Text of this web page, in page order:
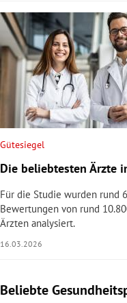
Gütesiegel
Die beliebtesten Ärzte
Für die Studie wurden rund
Bewertungen von rund
Ärzten analysiert.
16.03.2026
Beliebte
Slide 1 von 1